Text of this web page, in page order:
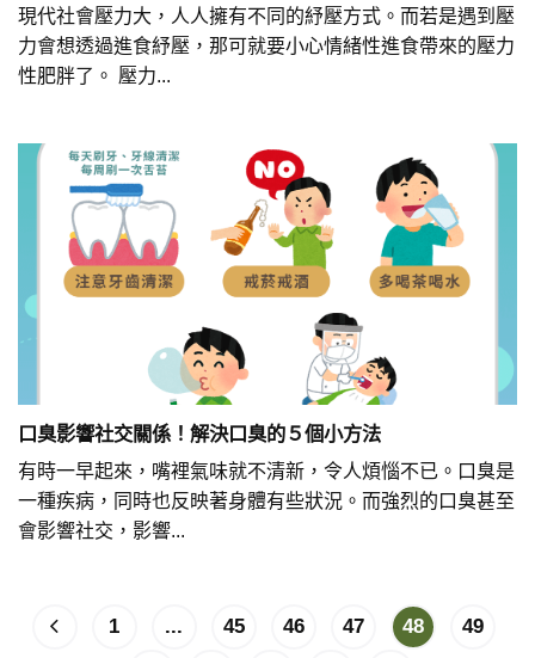
現代社會壓力大，人人擁有不同的紓壓方式。而若是遇到壓
力會想透過進食紓壓，那可就要小心情緒性進食帶來的壓力
性肥胖了。 壓力...
口臭影響社交關係！解決口臭的５個小方法
有時一早起來，嘴裡氣味就不清新，令人煩惱不已。口臭是
一種疾病，同時也反映著身體有些狀況。而強烈的口臭甚至
會影響社交，影響...
1 ... 45 46 47 48
49